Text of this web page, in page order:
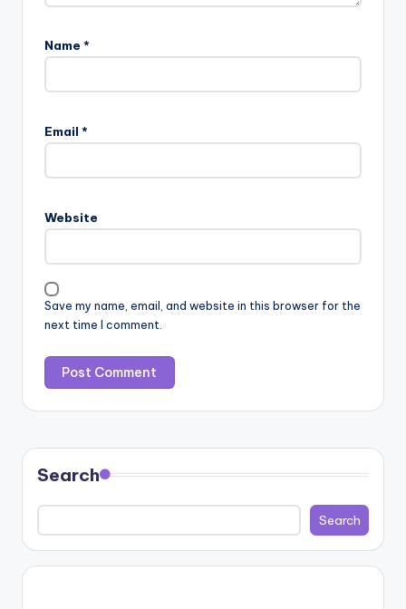
Name *
Email *
Website
Save my name, email, and website in this browser for the
next time I comment.
Search
Search